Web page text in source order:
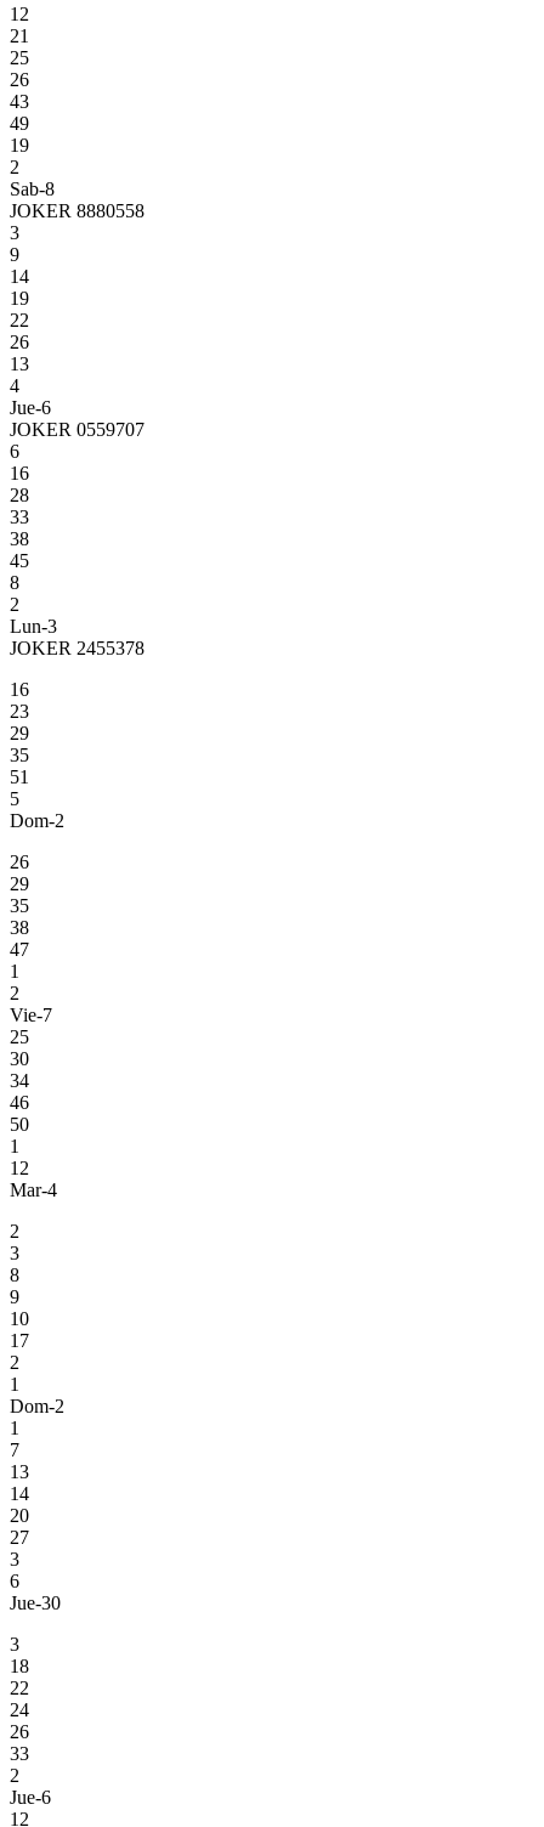
12
21
25
26
43
49
19
2
Sab-8
JOKER 8880558
3
9
14
19
22
26
13
4
Jue-6
JOKER 0559707
6
16
28
33
38
45
8
2
Lun-3
JOKER 2455378
16
23
29
35
51
5
Dom-2
26
29
35
38
47
1
2
Vie-7
25
30
34
46
50
1
12
Mar-4
2
3
8
9
10
17
2
1
Dom-2
1
7
13
14
20
27
3
6
Jue-30
3
18
22
24
26
33
2
Jue-6
12